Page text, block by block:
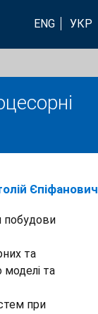
ENG УКР
Єпіфанович
побудови
та
моделі та
при